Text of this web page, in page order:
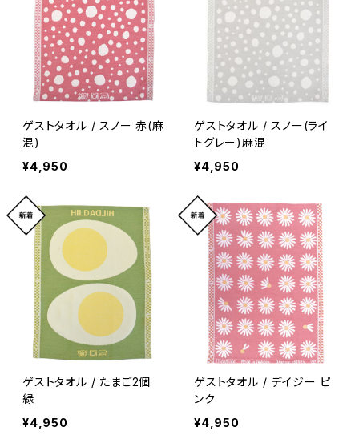
ゲストタオル / スノー 赤(麻
混)
¥4,950
ゲストタオル / スノー(ライ
トグレー)麻混
¥4,950
ゲストタオル / たまご2個
緑
¥4,950
ゲストタオル / デイジー ピ
ンク
¥4,950